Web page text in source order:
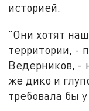
историей.
"Они хотят
территории, -
Ведерников, -
же дико и
требовала бы